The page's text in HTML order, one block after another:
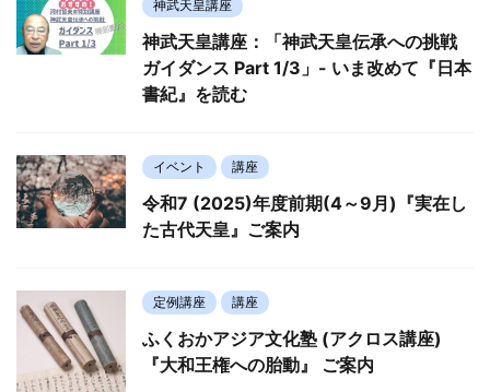
神武天皇講座
神武天皇講座：「神武天皇伝承への挑戦
ガイダンス Part 1/3」- いま改めて『日本
書紀』を読む
イベント 講座
令和7 (2025)年度前期(4～9月)『実在し
た古代天皇』ご案内
定例講座 講座
ふくおかアジア文化塾 (アクロス講座)
『大和王権への胎動』 ご案内